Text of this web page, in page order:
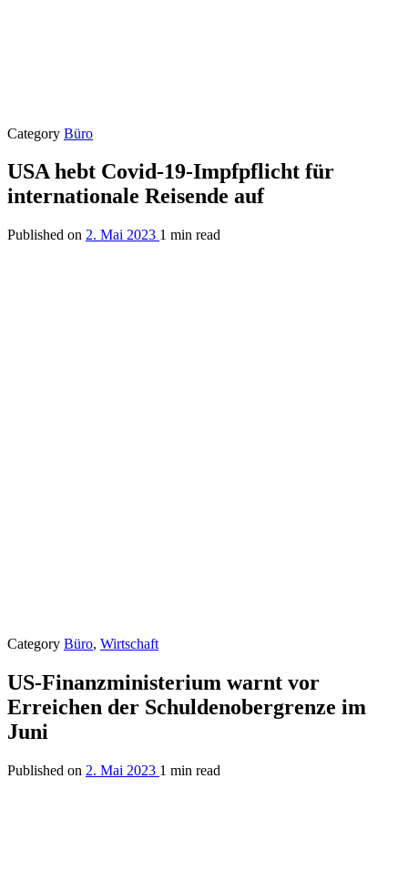
Category Büro
USA hebt Covid-19-Impfpflicht für
internationale Reisende auf
Published on 2. Mai 2023 1 min read
Category Büro, Wirtschaft
US-Finanzministerium warnt vor
Erreichen der Schuldenobergrenze im
Juni
Published on 2. Mai 2023 1 min read